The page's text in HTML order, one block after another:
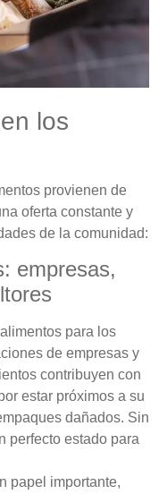
los
provienen de
oferta constante y
de la comunidad:
empresas,
para los
de empresas y
contribuyen con
estar próximos a su
dañados. Sin
perfecto estado para
papel importante,